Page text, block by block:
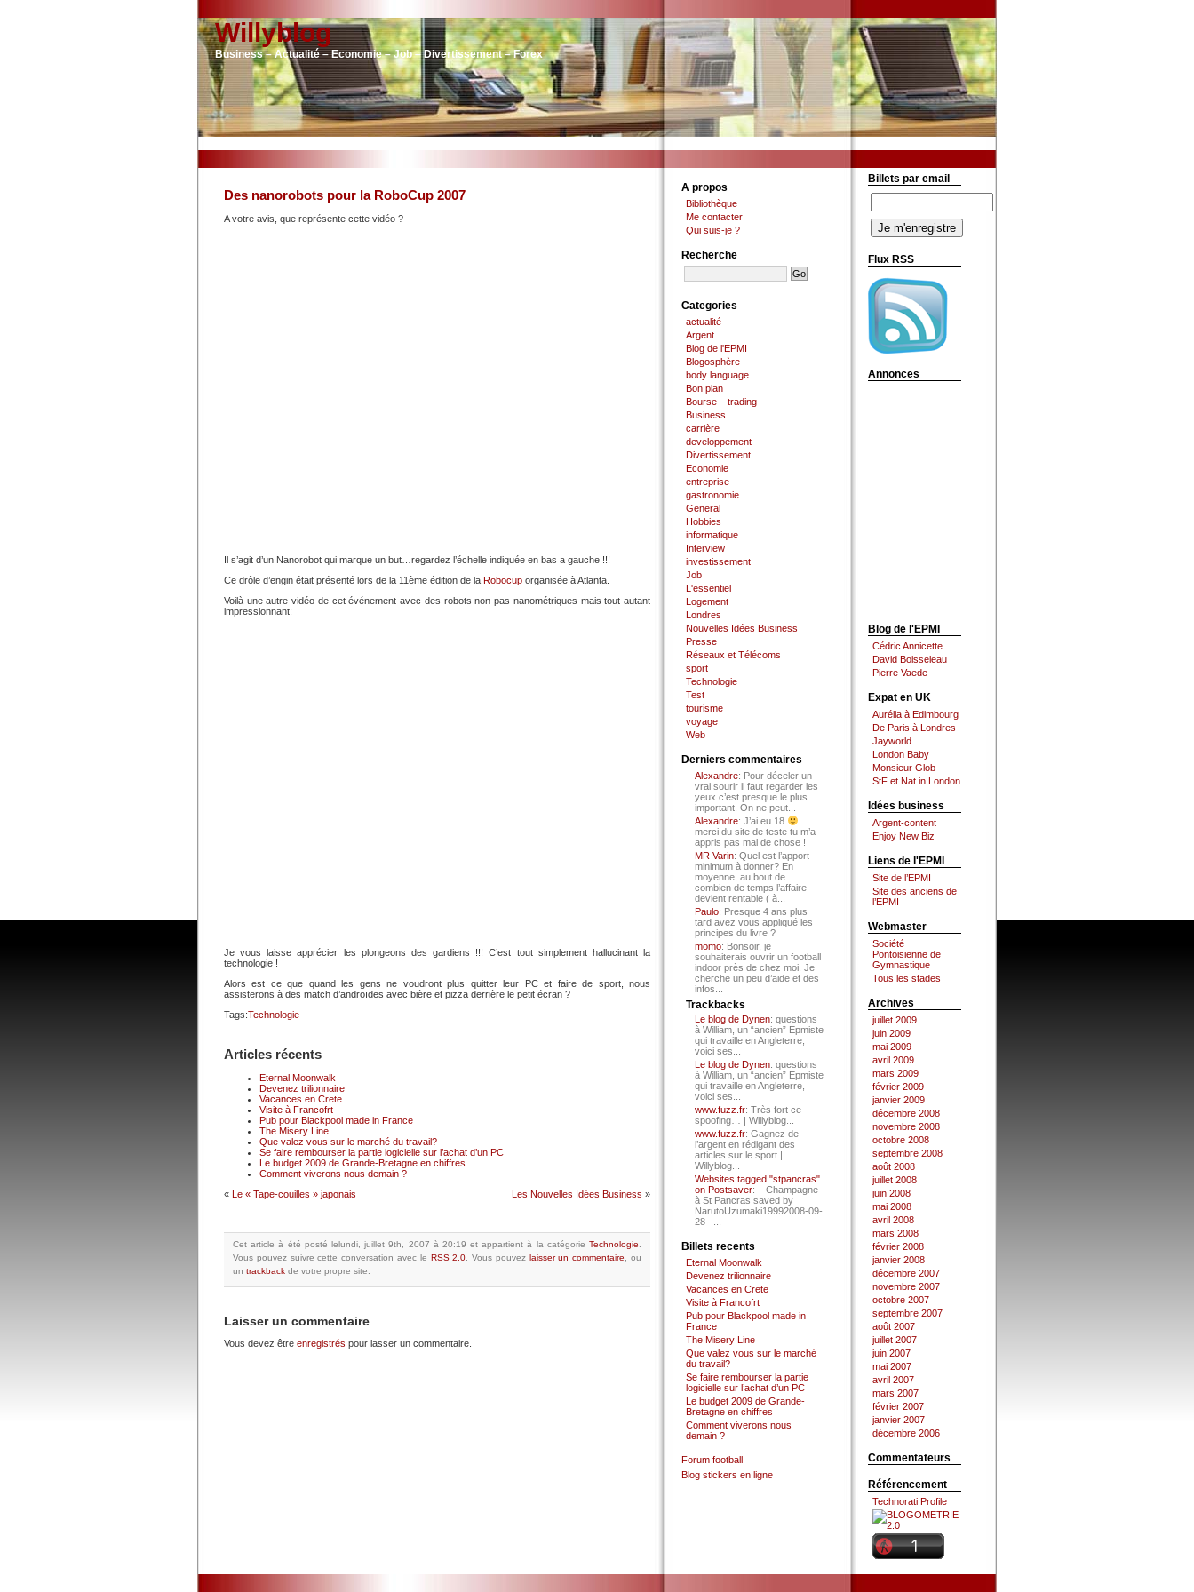
Willyblog
Business – Actualité – Economie – Job – Divertissement – Forex
Des nanorobots pour la RoboCup 2007
A votre avis, que représente cette vidéo ?
Il s’agit d’un Nanorobot qui marque un but…regardez l’échelle indiquée en bas a gauche !!!
Ce drôle d’engin était présenté lors de la 11ème édition de la Robocup organisée à Atlanta.
Voilà une autre vidéo de cet événement avec des robots non pas nanométriques mais tout autant
impressionnant:
Je vous laisse apprécier les plongeons des gardiens !!! C’est tout simplement hallucinant la
technologie !
Alors est ce que quand les gens ne voudront plus quitter leur PC et faire de sport, nous
assisterons à des match d’androïdes avec bière et pizza derrière le petit écran ?
Tags:Technologie
Articles récents
Eternal Moonwalk
Devenez trilionnaire
Vacances en Crete
Visite à Francofrt
Pub pour Blackpool made in France
The Misery Line
Que valez vous sur le marché du travail?
Se faire rembourser la partie logicielle sur l’achat d’un PC
Le budget 2009 de Grande-Bretagne en chiffres
Comment viverons nous demain ?
« Le « Tape-couilles » japonais Les Nouvelles Idées Business »
Cet article à été posté lelundi, juillet 9th, 2007 à 20:19et appartient à la catégorie Technologie
Vous pouvez suivre cette conversation avec le RSS 2.0 .Vous pouvez laisser un commentaire
, ou
un trackback de votre propre site.
Laisser un commentaire
Vous devez être enregistrés pour lasser un commentaire.
A propos
Bibliothèque
Me contacter
Qui suis-je ?
Recherche
Categories
actualité
Argent
Blog de l'EPMI
Blogosphère
body language
Bon plan
Bourse – trading
Business
carrière
developpement
Divertissement
Economie
entreprise
gastronomie
General
Hobbies
informatique
Interview
investissement
Job
L'essentiel
Logement
Londres
Nouvelles Idées Business
Presse
Réseaux et Télécoms
sport
Technologie
Test
tourisme
voyage
Web
Derniers commentaires
Alexandre: Pour déceler un
vrai sourir il faut regarder les
yeux c’est presque le plus
important. On ne peut...
Alexandre: J’ai eu 18
merci du site de teste tu m’a
appris pas mal de chose !
MR Varin: Quel est l’apport
minimum à donner? En
moyenne, au bout de
combien de temps l’affaire
devient rentable ( à...
Paulo: Presque 4 ans plus
tard avez vous appliqué les
principes du livre ?
momo: Bonsoir, je
souhaiterais ouvrir un football
indoor près de chez moi. Je
cherche un peu d’aide et des
infos...
Trackbacks
Le blog de Dynen: questions
à William, un “ancien” Epmiste
qui travaille en Angleterre,
voici ses...
Le blog de Dynen: questions
à William, un “ancien” Epmiste
qui travaille en Angleterre,
voici ses...
www.fuzz.fr: Très fort ce
spoofing… | Willyblog...
www.fuzz.fr: Gagnez de
l’argent en rédigant des
articles sur le sport |
Willyblog...
Websites tagged "stpancras"
on Postsaver: – Champagne
à St Pancras saved by
NarutoUzumaki19992008-09-
28 –...
Billets recents
Eternal Moonwalk
Devenez trilionnaire
Vacances en Crete
Visite à Francofrt
Pub pour Blackpool made in
France
The Misery Line
Que valez vous sur le marché
du travail?
Se faire rembourser la partie
logicielle sur l’achat d’un PC
Le budget 2009 de Grande-
Bretagne en chiffres
Comment viverons nous
demain ?
Forum football
Blog stickers en ligne
Billets par email
Flux RSS
Annonces
Blog de l'EPMI
Cédric Annicette
David Boisseleau
Pierre Vaede
Expat en UK
Aurélia à Edimbourg
De Paris à Londres
Jayworld
London Baby
Monsieur Glob
StF et Nat in London
Idées business
Argent-content
Enjoy New Biz
Liens de l'EPMI
Site de l’EPMI
Site des anciens de
l’EPMI
Webmaster
Société
Pontoisienne de
Gymnastique
Tous les stades
Archives
juillet 2009
juin 2009
mai 2009
avril 2009
mars 2009
février 2009
janvier 2009
décembre 2008
novembre 2008
octobre 2008
septembre 2008
août 2008
juillet 2008
juin 2008
mai 2008
avril 2008
mars 2008
février 2008
janvier 2008
décembre 2007
novembre 2007
octobre 2007
septembre 2007
août 2007
juillet 2007
juin 2007
mai 2007
avril 2007
mars 2007
février 2007
janvier 2007
décembre 2006
Commentateurs
Référencement
Technorati Profile